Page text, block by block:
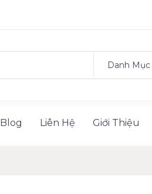
Danh Mục
Blog Liên Hệ Giới Thiệu